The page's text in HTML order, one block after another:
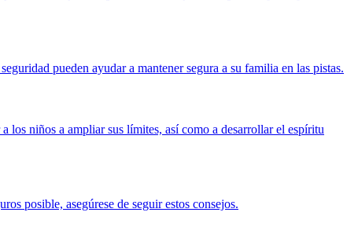
pueden ayudar a mantener segura a su familia en las pistas.
los niños a ampliar sus límites, así como a desarrollar el espíritu
posible, asegúrese de seguir estos consejos.